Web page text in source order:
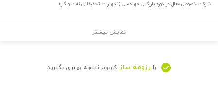
شرکت خصوصی فعال در حوزه بازرگانی مهندسی (تجهیزات تحقیقاتی نفت و گاز)
نمایش بیشتر
با رزومه ساز کاربوم نتیجه بهتری بگیرید